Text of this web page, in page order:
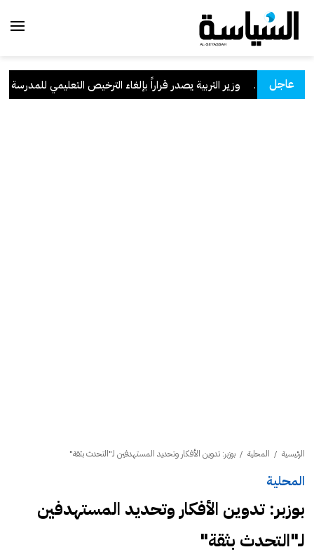
عاجل وزير التربية يصدر قراراً بإلغاء الترخيص التعليمي للمدرسة
الرئيسية / المحلية / بوزبر: تدوين الأفكار وتحديد المستهدفين لـ"التحدث بثقة"
المحلية
بوزبر: تدوين الأفكار وتحديد المستهدفين
لـ"التحدث بثقة"